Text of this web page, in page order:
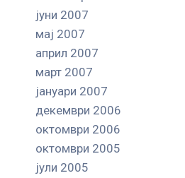
јуни 2007
мај 2007
април 2007
март 2007
јануари 2007
декември 2006
октомври 2006
октомври 2005
јули 2005